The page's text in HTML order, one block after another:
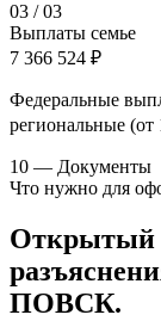
03 /03
Выплаты семье
7 366 524 ₽
Федеральные
региональные
10 — Документы
Что нужно для
Открытый
ПОВСК.